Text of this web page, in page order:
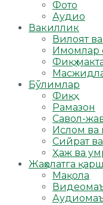
Фото
Аудио
Вакиллик
Вилоят
Имомлар
Фиқҳ
Бўлимлар
Фиқҳ
Рамазон
Савол-
Ислом
Сийрат
Ҳаж ва
Жаҳолатга
Мақола